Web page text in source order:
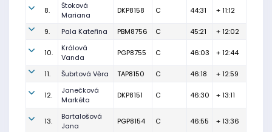
8.
Štoková
Mariana
DKP8158 C 44:31 + 11:12
9. Pala Kateřina PBM8756 C 45:21 + 12:02
10.
Králová
Vanda
PGP8755 C 46:03 + 12:44
11. Šubrtová Věra TAP8150 C 46:18 + 12:59
12.
Janečková
Markéta
DKP8151 C 46:30 + 13:11
13.
Bartalošová
Jana
PGP8154 C 46:55 + 13:36